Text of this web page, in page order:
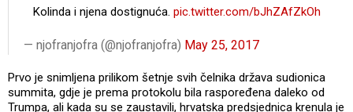
Kolinda i njena dostignuća. pic.twitter.com/bJhZAfZkOh
— njofranjofra (@njofranjofra) May 25, 2017
Prvo je snimljena prilikom šetnje svih čelnika država sudionica
summita, gdje je prema protokolu bila raspoređena daleko od
Trumpa, ali kada su se zaustavili, hrvatska predsjednica krenula je